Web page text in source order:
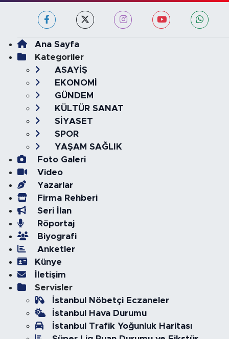
Ana Sayfa
Kategoriler
ASAYİŞ
EKONOMİ
GÜNDEM
KÜLTÜR SANAT
SİYASET
SPOR
YAŞAM SAĞLIK
Foto Galeri
Video
Yazarlar
Firma Rehberi
Seri İlan
Röportaj
Biyografi
Anketler
Künye
İletişim
Servisler
İstanbul Nöbetçi Eczaneler
İstanbul Hava Durumu
İstanbul Trafik Yoğunluk Haritası